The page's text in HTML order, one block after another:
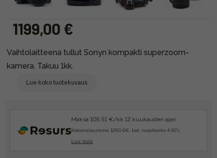
1199,00 €
Vaihtolaitteena tullut Sonyn kompakti superzoom-
kamera. Takuu 1kk.
Lue koko tuotekuvaus
Maksa 105.51 €/kk 12 kuukauden ajan.
Kokonaissumma 1260.6€, tod. vuosikorko 4.91%.
Lue lisää